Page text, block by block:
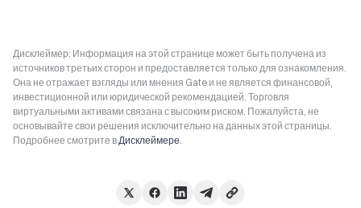
Дисклеймер: Информация на этой странице может быть получена из
источников третьих сторон и предоставляется только для ознакомления.
Она не отражает взгляды или мнения Gate и не является финансовой,
инвестиционной или юридической рекомендацией. Торговля
виртуальными активами связана с высоким риском. Пожалуйста, не
основывайте свои решения исключительно на данных этой страницы.
Подробнее смотрите вДисклеймере.